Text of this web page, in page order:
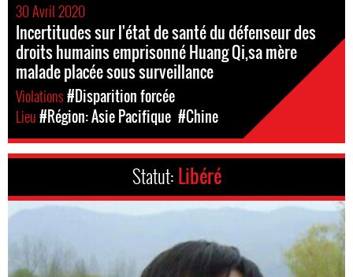
30 Avril 2020
Incertitudes sur l'état de santé du défenseur des
droits humains emprisonné Huang Qi,sa mère
malade placée sous surveillance
Violations#Disparition forcée
Lieu#Région: Asie Pacifique #Chine
Statut: Libéré